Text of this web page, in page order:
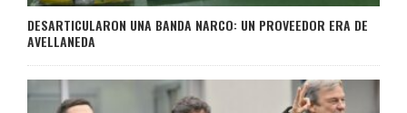
DESARTICULARON UNA BANDA NARCO: UN PROVEEDOR ERA DE
AVELLANEDA